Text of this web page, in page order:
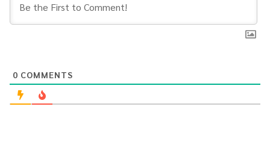
0 COMMENTS